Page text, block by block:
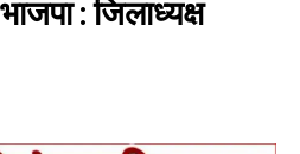
: जिलाध्यक्ष